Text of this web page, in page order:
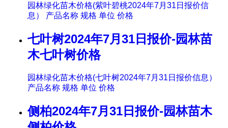
园林绿化苗木价格(紫叶碧桃2024年7月31日报价信
息） 产品名称 规格 单位 价格
七叶树2024年7月31日报价-园林苗
木七叶树价格
园林绿化苗木价格(七叶树2024年7月31日报价信息）
产品名称 规格 单位 价格
侧柏2024年7月31日报价-园林苗木